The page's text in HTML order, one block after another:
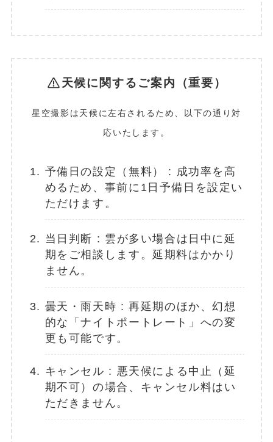
天候に関するご案内（重要）
星空撮影は天候に左右されるため、以下の通り対
応いたします。
予備日の設定（無料） : 成功率を高
めるため、事前に1日予備日を設定い
ただけます。
当日判断 : 雲が多い場合は日中に延
期をご相談します。延期料はかかり
ません。
曇天・雨天時 : 再延期のほか、幻想
的な「ナイトポートレート」への変
更も可能です。
キャンセル : 悪天候による中止（延
期不可）の場合、キャンセル料はい
ただきません。